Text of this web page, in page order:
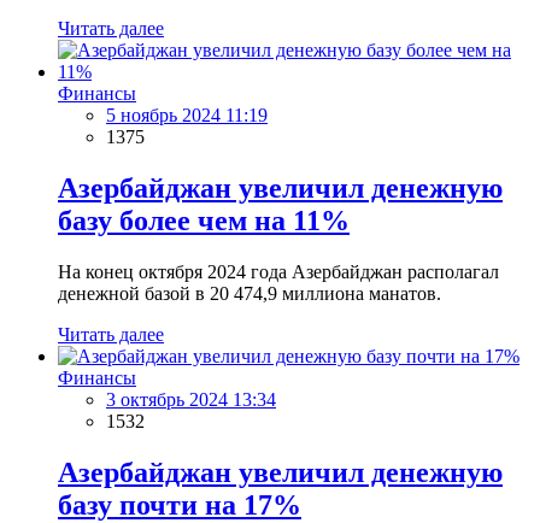
Читать далее
Финансы
5 ноябрь 2024 11:19
1375
Азербайджан увеличил денежную
базу более чем на 11%
На конец октября 2024 года Азербайджан располагал
денежной базой в 20 474,9 миллиона манатов.
Читать далее
Финансы
3 октябрь 2024 13:34
1532
Азербайджан увеличил денежную
базу почти на 17%